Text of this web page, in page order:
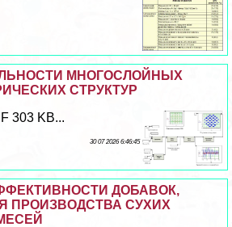
МНОГОСЛОЙНЫХ
СТРУКТУР
303 KB...
30 07 2026 6:46:45
ДОБАВОК,
ПРОИЗВОДСТВА СУХИХ